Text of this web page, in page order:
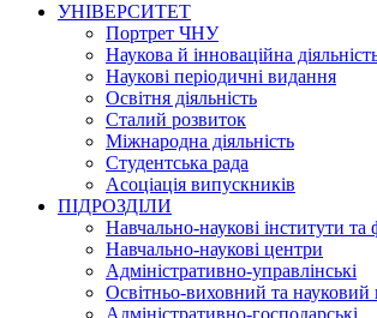
УНІВЕРСИТЕТ
Портрет ЧНУ
Наукова й інноваційна
Наукові періодичні видання
Освітня діяльність
Сталий розвиток
Міжнародна діяльність
Студентська рада
Асоціація випускників
ПІДРОЗДІЛИ
Навчально-наукові інститути та
Навчально-наукові центри
Адміністративно-управлінські
Освітньо-виховний та науковий
Адміністративно-господарські